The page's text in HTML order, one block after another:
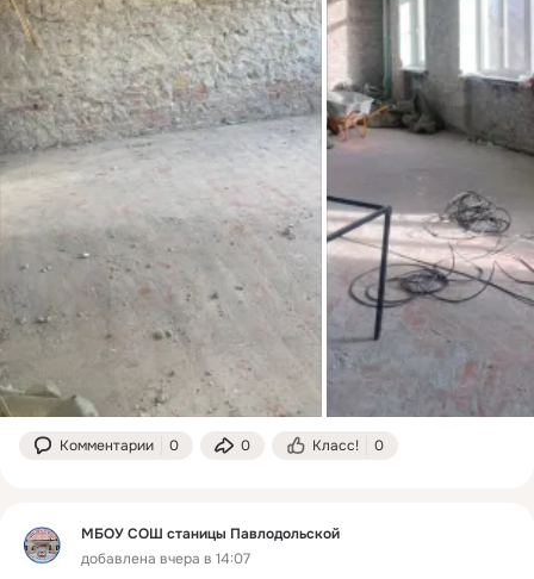
Комментарии 0 0 Класс! 0
МБОУ СОШ станицы Павлодольской
добавлена вчера в 14:07